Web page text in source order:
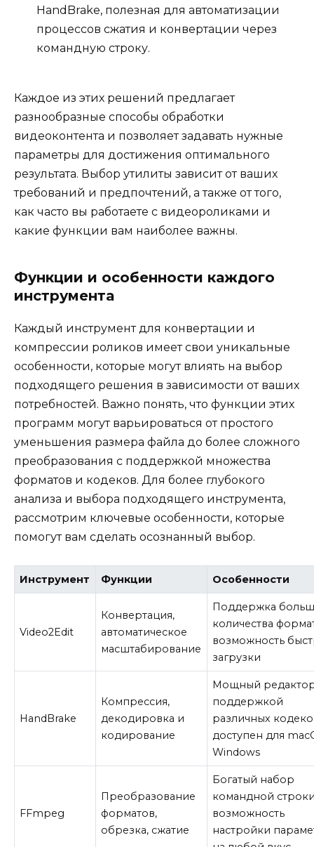
HandBrake, полезная для автоматизации
процессов сжатия и конвертации через
командную строку.
Каждое из этих решений предлагает
разнообразные способы обработки
видеоконтента и позволяет задавать нужные
параметры для достижения оптимального
результата. Выбор утилиты зависит от ваших
требований и предпочтений, а также от того,
как часто вы работаете с видеороликами и
какие функции вам наиболее важны.
Функции и особенности каждого
инструмента
Каждый инструмент для конвертации и
компрессии роликов имеет свои уникальные
особенности, которые могут влиять на выбор
подходящего решения в зависимости от ваших
потребностей. Важно понять, что функции этих
программ могут варьироваться от простого
уменьшения размера файла до более сложного
преобразования с поддержкой множества
форматов и кодеков. Для более глубокого
анализа и выбора подходящего инструмента,
рассмотрим ключевые особенности, которые
помогут вам сделать осознанный выбор.
Инструмент Функции Особенности
Video2Edit
Конвертация,
автоматическое
масштабирование
Поддержка
количества
возможность
загрузки
HandBrake
Компрессия,
декодировка и
кодирование
Мощный
поддержкой
различных
доступен для
Windows
FFmpeg
Преобразование
форматов,
обрезка, сжатие
Богатый набор
командной
возможность
настройки